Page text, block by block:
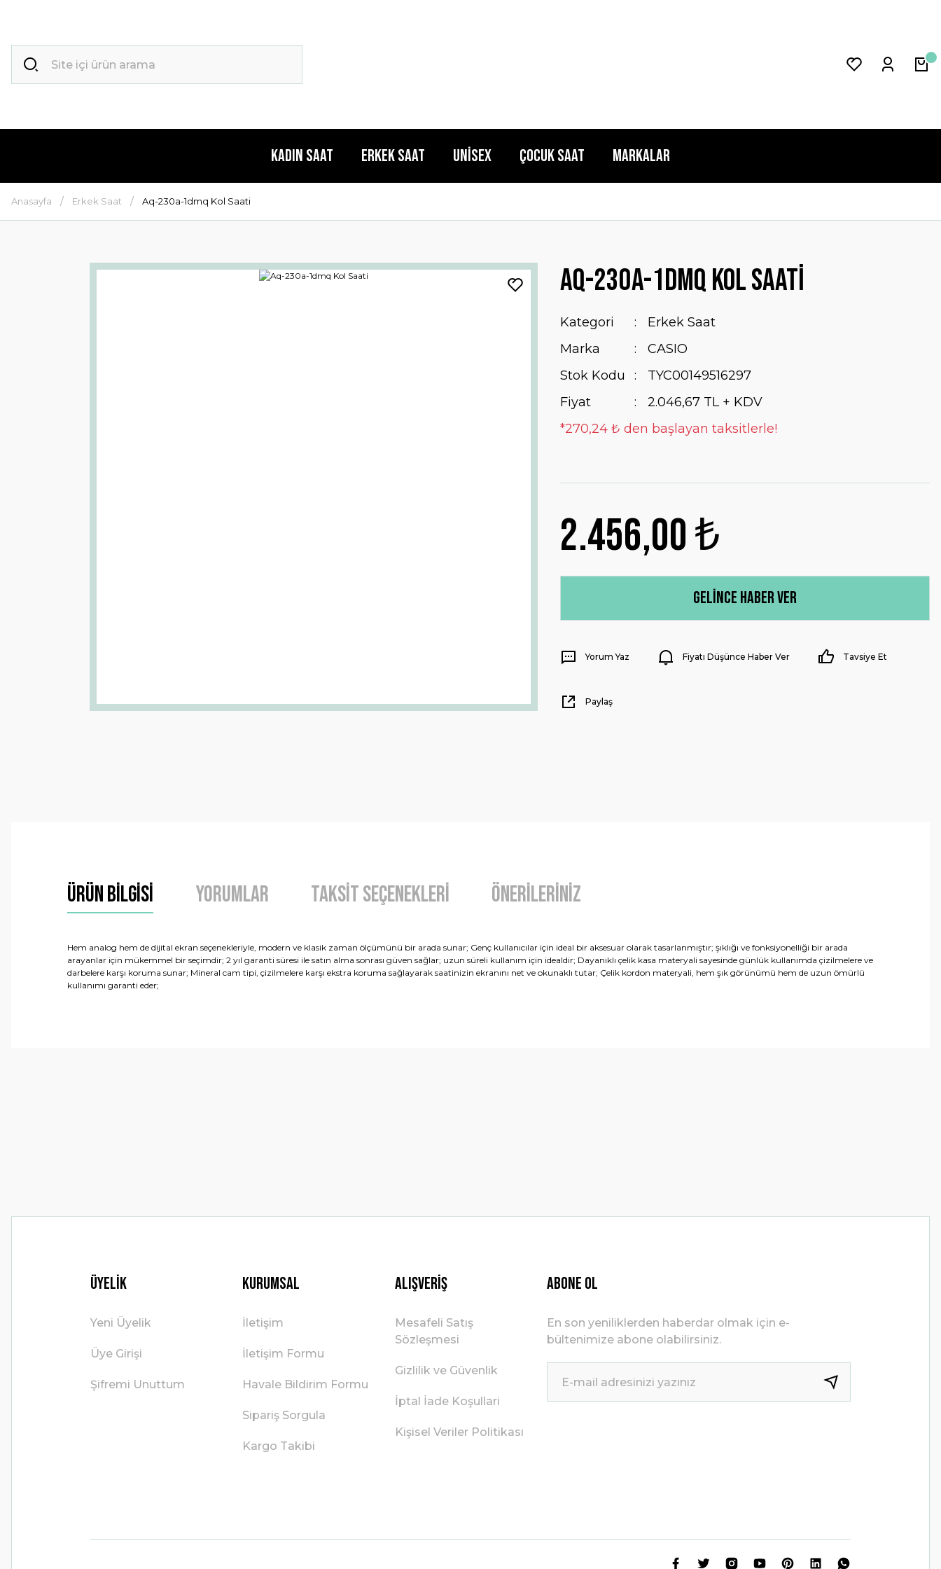
Kadın Saat Erkek Saat Unisex Çocuk Saat Markalar
Anasayfa Erkek Saat Aq-230a-1dmq Kol Saati
Aq-230a-1dmq Kol Saati
Kategori
Erkek Saat
Marka
CASIO
Stok Kodu
TYC00149516297
Fiyat
2.046,67 TL + KDV
*270,24 ₺ den başlayan taksitlerle!
2.456,00 ₺
Gelince Haber Ver
Yorum Yaz Fiyatı Düşünce Haber Ver Tavsiye Et
Paylaş
Ürün Bilgisi Yorumlar Taksit Seçenekleri Önerileriniz
Hem analog hem de dijital ekran seçenekleriyle, modern ve klasik zaman ölçümünü bir arada sunar; Genç kullanıcılar için ideal bir aksesuar olarak tasarlanmıştır; şıklığı ve fonksiyonelliği bir arada
arayanlar için mükemmel bir seçimdir; 2 yıl garanti süresi ile satın alma sonrası güven sağlar; uzun süreli kullanım için idealdir; Dayanıklı çelik kasa materyali sayesinde günlük kullanımda çizilmelere ve
darbelere karşı koruma sunar; Mineral cam tipi, çizilmelere karşı ekstra koruma sağlayarak saatinizin ekranını net ve okunaklı tutar; Çelik kordon materyali, hem şık görünümü hem de uzun ömürlü
kullanımı garanti eder;
Üyelik
Yeni Üyelik
Üye Girişi
Şifremi Unuttum
Kurumsal
İletişim
İletişim Formu
Havale Bildirim Formu
Sipariş Sorgula
Kargo Takibi
Alışveriş
Mesafeli Satış
Sözleşmesi
Gizlilik ve Güvenlik
İptal İade Koşullari
Kişisel Veriler Politikası
ABONE OL
En son yeniliklerden haberdar olmak için e-
bültenimize abone olabilirsiniz.